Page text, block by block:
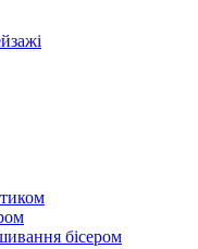
бісером